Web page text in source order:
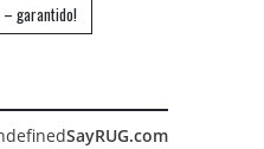
garantido!
SayRUG.com